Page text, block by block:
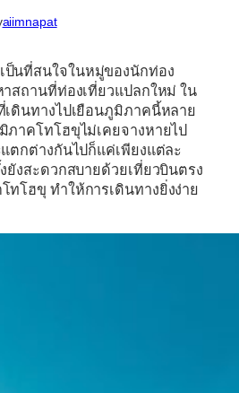
aiimnapat
ป็นที่สนใจในหมู่ของนักท่อง
สถานที่ท่องเที่ยวแปลกใหม่ ใน
เดินทางไปเยือนภูมิภาคนี้หลาย
าคโทโฮขุไม่เคยจางหายไป
ตกต่างกันไปก็แค่เพียงแต่ละ
ยังสะดวกสบายด้วยเที่ยวบินตรง
ทโฮขุ ทำให้การเดินทางยิ่งง่าย